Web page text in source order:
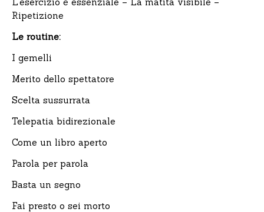
Ripetizione
Le routine:
I gemelli
Merito dello spettatore
Scelta sussurrata
Telepatia bidirezionale
Come un libro aperto
Parola per parola
Basta un segno
Fai presto o sei morto